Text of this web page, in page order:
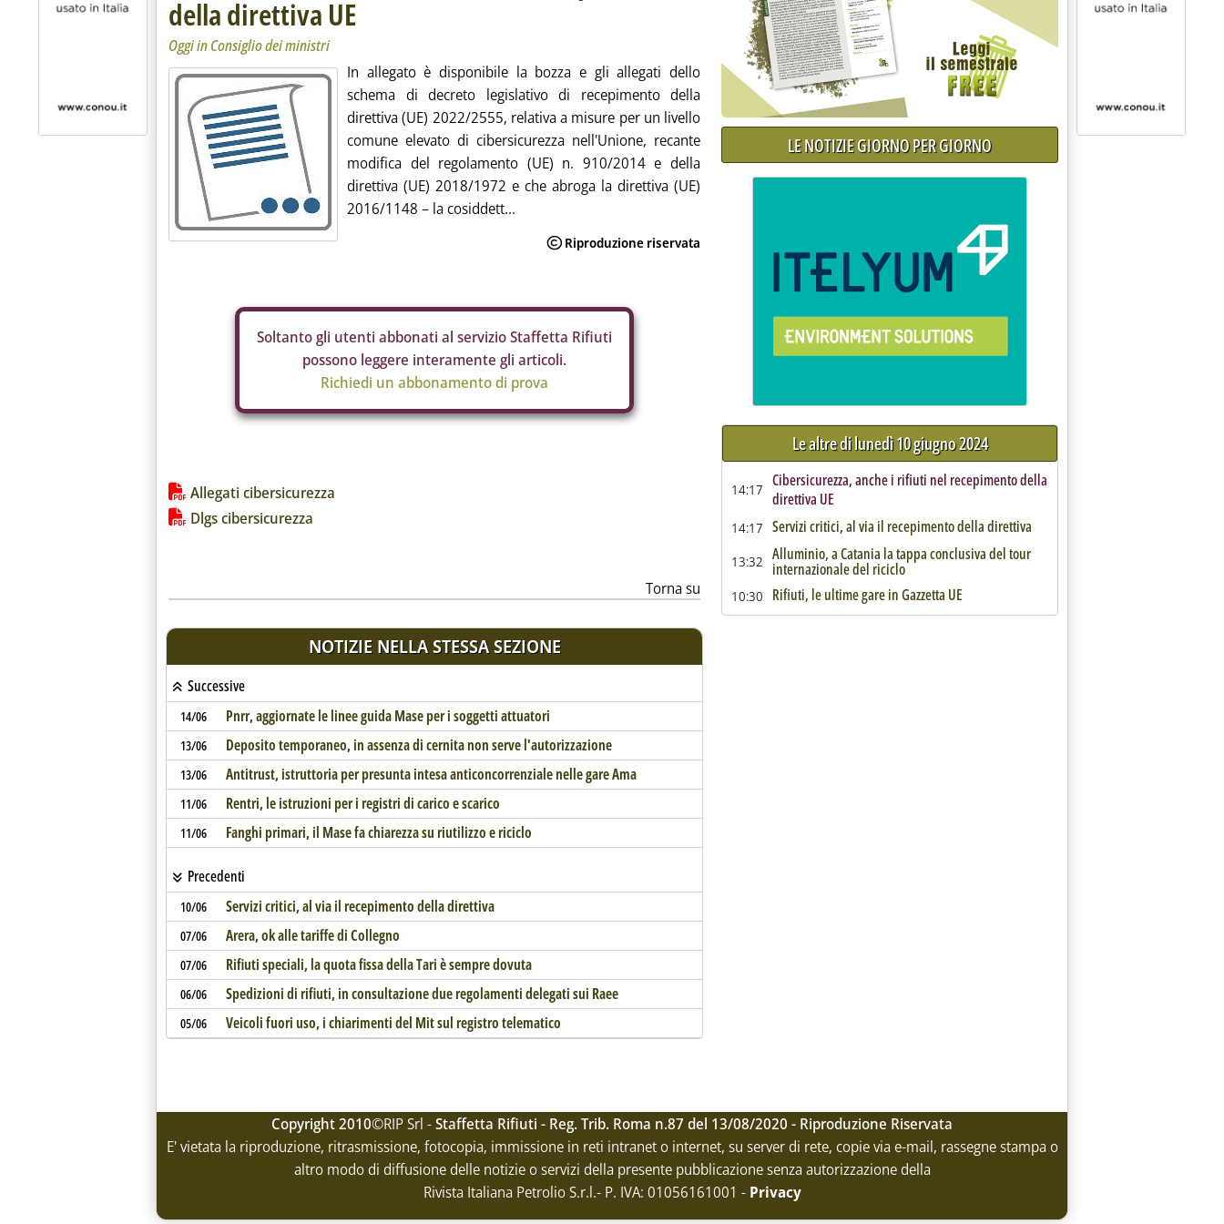
della direttiva UE
Oggi in Consiglio dei ministri
In allegato è disponibile la bozza e gli allegati dello
schema di decreto legislativo di recepimento della
direttiva (UE) 2022/2555, relativa a misure per un livello
comune elevato di cibersicurezza nell'Unione, recante
modifica del regolamento (UE) n. 910/2014 e della
direttiva (UE) 2018/1972 e che abroga la direttiva (UE)
2016/1148 – la cosiddett...
Soltanto gli utenti abbonati al servizio Staffetta Rifiuti
possono leggere interamente gli articoli.
Richiedi un abbonamento di prova
Lista allegati PDF alla notizia
Allegati cibersicurezza
Dlgs cibersicurezza
Torna su
NOTIZIE NELLA STESSA SEZIONE
Successive
14/06 Pnrr, aggiornate le linee guida Mase per i soggetti attuatori
13/06 Deposito temporaneo, in assenza di cernita non serve l'autorizzazione
13/06 Antitrust, istruttoria per presunta intesa anticoncorrenziale nelle gare Ama
11/06 Rentri, le istruzioni per i registri di carico e scarico
11/06 Fanghi primari, il Mase fa chiarezza su riutilizzo e riciclo
Precedenti
10/06 Servizi critici, al via il recepimento della direttiva
07/06 Arera, ok alle tariffe di Collegno
07/06 Rifiuti speciali, la quota fissa della Tari è sempre dovuta
06/06 Spedizioni di rifiuti, in consultazione due regolamenti delegati sui Raee
05/06 Veicoli fuori uso, i chiarimenti del Mit sul registro telematico
LE NOTIZIE GIORNO PER GIORNO
Le altre di lunedì 10 giugno 2024
14:17 Cibersicurezza, anche i rifiuti nel recepimento della
direttiva UE
14:17 Servizi critici, al via il recepimento della direttiva
13:32 Alluminio, a Catania la tappa conclusiva del tour
internazionale del riciclo
10:30 Rifiuti, le ultime gare in Gazzetta UE
Copyright 2010©RIP Srl -Staffetta Rifiuti - Reg. Trib. Roma n.87 del 13/08/2020 - Riproduzione Riservata
E' vietata la riproduzione, ritrasmissione, fotocopia, immissione in reti intranet o internet, su server di rete, copie via e-mail, rassegne stampa o
altro modo di diffusione delle notizie o servizi della presente pubblicazione senza autorizzazione della
Rivista Italiana Petrolio S.r.l.- P. IVA: 01056161001 - Privacy